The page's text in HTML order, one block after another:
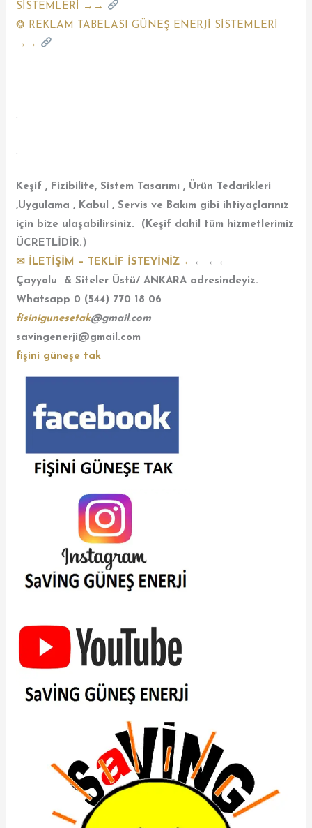
SİSTEMLERİ →→
❂ REKLAM TABELASI GÜNEŞ ENERJİ SİSTEMLERİ
→→
.
.
.
Keşif , Fizibilite, Sistem Tasarımı , Ürün Tedarikleri
,Uygulama , Kabul , Servis ve Bakım gibi ihtiyaçlarınız
için bize ulaşabilirsiniz. (Keşif dahil tüm hizmetlerimiz
ÜCRETLİDİR. )
✉ İLETİŞİM – TEKLİF İSTEYİNİZ ← ← ←←
Çayyolu & Siteler Üstü/ ANKARA adresindeyiz.
Whatsapp 0 (544) 770 18 06
fisinigunesetak@gmail.com
savingenerji@gmail.com
fişini güneşe tak